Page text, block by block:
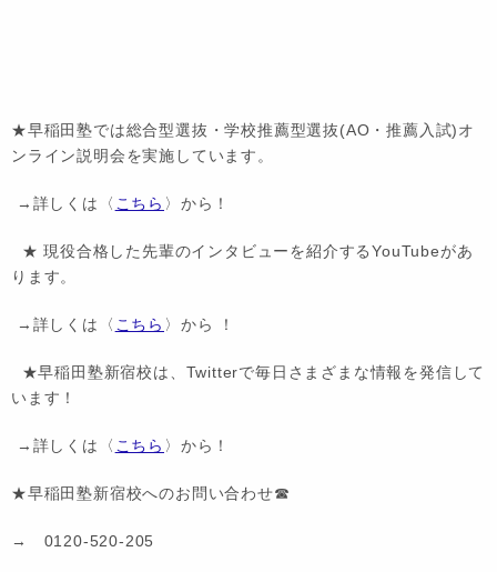
★早稲田塾では総合型選抜・学校推薦型選抜(AO・推薦入試)オ
ンライン説明会を実施しています。
→詳しくは〈 こちら 〉から！
★ 現役合格した先輩のインタビューを紹介するYouTubeがあ
ります。
→詳しくは〈 こちら 〉から ！
★早稲田塾新宿校は、Twitterで毎日さまざまな情報を発信して
います！
→詳しくは〈 こちら 〉から！
★早稲田塾新宿校へのお問い合わせ☎
→ 0120-520-205